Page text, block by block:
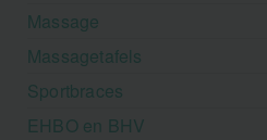
Massage
Massagetafels
Sportbraces
EHBO en BHV